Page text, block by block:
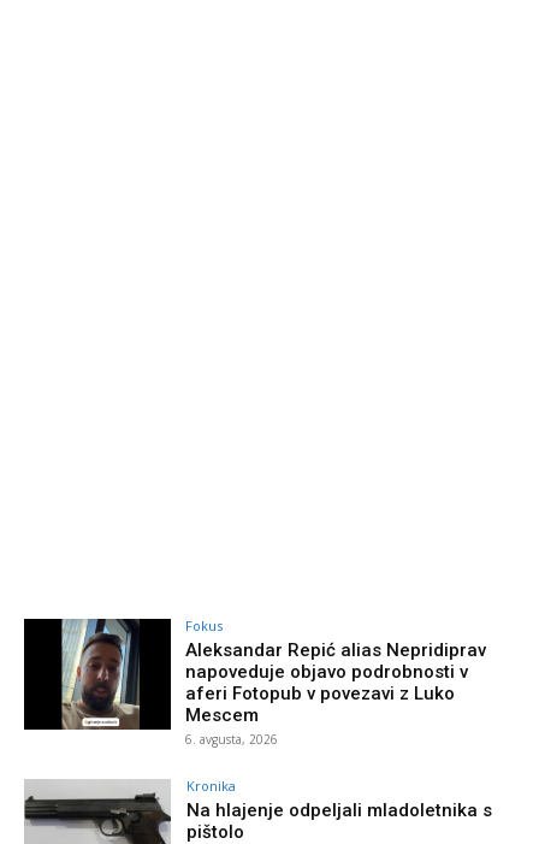
Fokus
Aleksandar Repić alias Nepridiprav
napoveduje objavo podrobnosti v
aferi Fotopub v povezavi z Luko
Mescem
6. avgusta, 2026
Kronika
Na hlajenje odpeljali mladoletnika s
pištolo